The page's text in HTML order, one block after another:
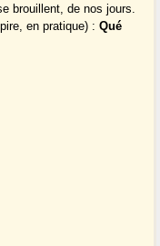
brouillent, de nos jours.
en pratique) :Qué